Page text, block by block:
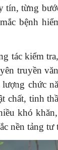
tín, từng
bệnh
tác kiểm
truyền
chức
chất, tinh
khó
nền tảng